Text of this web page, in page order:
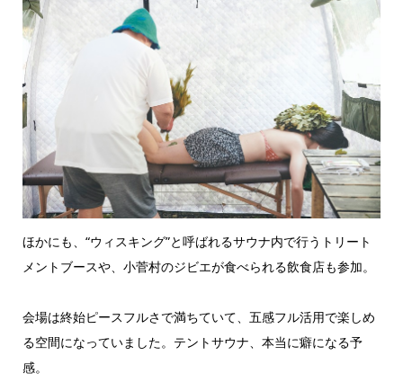
ほかにも、“ウィスキング”と呼ばれるサウナ内で行うトリート
メントブースや、小菅村のジビエが食べられる飲食店も参加。
会場は終始ピースフルさで満ちていて、五感フル活用で楽しめ
る空間になっていました。テントサウナ、本当に癖になる予
感。